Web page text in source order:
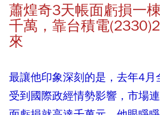
蕭煌奇3天帳面虧損一
千萬，靠台積電(2330)2
來
最讓他印象深刻的是，去年4月
受到國際政經情勢影響，市場